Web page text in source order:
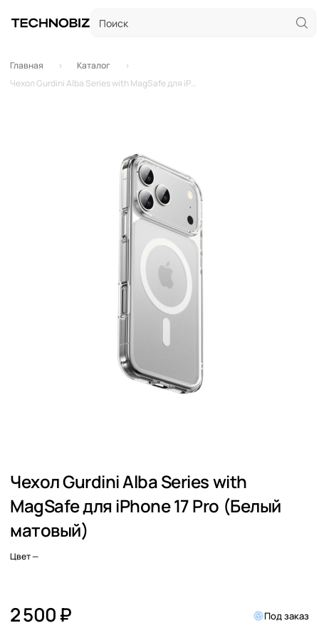
Главная
Каталог
Чехол Gurdini Alba Series with MagSafe для iPhone 17 Pro (Белый матовый)
Чехол Gurdini Alba Series with
MagSafe для iPhone 17 Pro (Белый
матовый)
Цвет—
2 500 ₽ Под заказ